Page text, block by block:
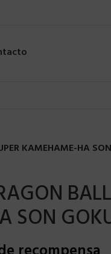
KAMEHAME-HA
SON